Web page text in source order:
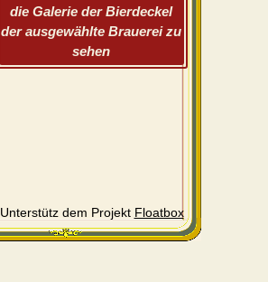
die Galerie der Bierdeckel
der ausgewählte Brauerei zu
sehen
Unterstütz dem Projekt Floatbox